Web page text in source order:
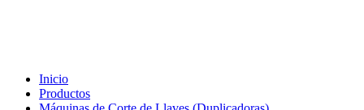
Inicio
Productos